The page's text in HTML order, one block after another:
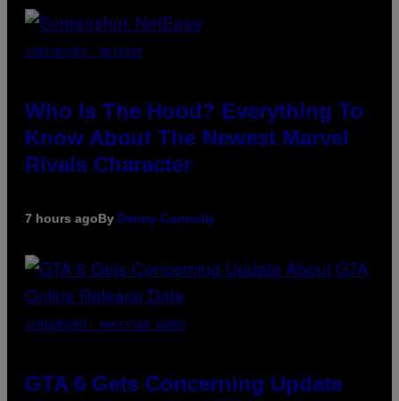
SCREENSHOT: NETEASE
Who Is The Hood? Everything To
Know About The Newest Marvel
Rivals Character
7 hours agoBy Denny Connolly
SCREENSHOT: ROCKSTAR GAMES
GTA 6 Gets Concerning Update